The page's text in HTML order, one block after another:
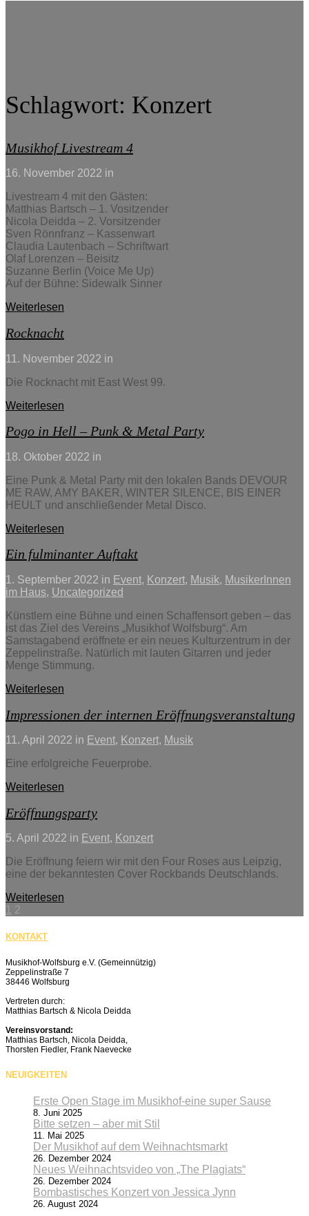
Schlagwort: Konzert
Musikhof Livestream 4
16. November 2022 in
Livestream 4 mit den Gästen:
Matthias Bartsch – 1. Vositzender
Nicola Deidda – 2. Vorsitzender
Sven Rönnfranz – Kassenwart
Claudia Lautenbach – Schriftwart
Olaf Lorenzen – Beisitz
Suzanne Berlin (Voice Me Up)
Auf der Bühne: Sidewalk Sinner
Weiterlesen
Rocknacht
11. November 2022 in
Die Rocknacht mit East West 99.
Weiterlesen
Pogo in Hell – Punk & Metal Party
18. Oktober 2022 in
Eine Punk & Metal Party mit den lokalen Bands DEVOUR
ME RAW, AMY BAKER, WINTER SILENCE, BIS EINER
HEULT und anschließender Metal Disco.
Weiterlesen
Ein fulminanter Auftakt
1. September 2022 in Event, Konzert, Musik, MusikerInnen
im Haus, Uncategorized
Künstlern eine Bühne und einen Schaffensort geben – das
ist das Ziel des Vereins „Musikhof Wolfsburg“. Am
Samstagabend eröffnete er ein neues Kulturzentrum in der
Zeppelinstraße. Natürlich mit lauten Gitarren und jeder
Menge Stimmung.
Weiterlesen
Impressionen der internen Eröffnungsveranstaltung
11. April 2022 in Event, Konzert, Musik
Eine erfolgreiche Feuerprobe.
Weiterlesen
Eröffnungsparty
5. April 2022 in Event, Konzert
Die Eröffnung feiern wir mit den Four Roses aus Leipzig,
eine der bekanntesten Cover Rockbands Deutschlands.
Weiterlesen
1
2
KONTAKT
Musikhof-Wolfsburg e.V. (Gemeinnützig)
Zeppelinstraße 7
38446 Wolfsburg
Vertreten durch:
Matthias Bartsch & Nicola Deidda
Vereinsvorstand:
Matthias Bartsch, Nicola Deidda,
Thorsten Fiedler, Frank Naevecke
NEUIGKEITEN
Erste Open Stage im Musikhof-eine super Sause
8. Juni 2025
Bitte setzen – aber mit Stil
11. Mai 2025
Der Musikhof auf dem Weihnachtsmarkt
26. Dezember 2024
Neues Weihnachtsvideo von „The Plagiats“
26. Dezember 2024
Bombastisches Konzert von Jessica Jynn
26. August 2024